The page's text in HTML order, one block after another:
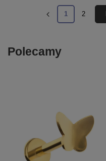
1 2
Polecamy